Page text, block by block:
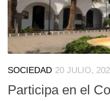
SOCIEDAD 20 JULIO,
Participa en el